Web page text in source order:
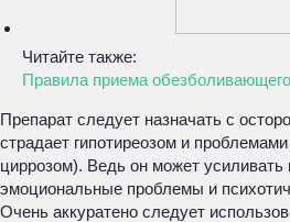
Читайте также:
Правила приема
Препарат следует назначать с
страдает гипотиреозом и
циррозом). Ведь он может
эмоциональные проблемы и
Очень аккуратено следует